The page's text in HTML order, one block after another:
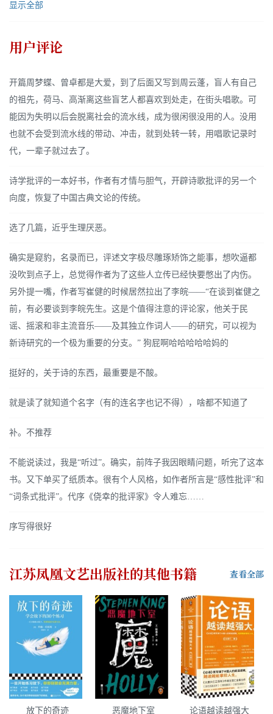
显示全部
用户评论
开篇周梦蝶、曾卓都是大爱，到了后面又写到周云蓬，盲人有自己
的祖先，荷马、高渐离这些盲艺人都喜欢到处走，在街头唱歌。可
能因为失明以后会脱离社会的流水线，成为很闲很没用的人。没用
也就不会受到流水线的带动、冲击，就到处转一转，用唱歌记录时
代，一辈子就过去了。
诗学批评的一本好书，作者有才情与胆气，开辟诗歌批评的另一个
向度，恢复了中国古典文论的传统。
选了几篇，近乎生理厌恶。
确实是窥豹，名录而已，评述文字极尽雕琢矫饰之能事，想吹逼都
没吹到点子上，总觉得作者为了这些人立传已经快要憋出了内伤。
另外提一嘴，作者写崔健的时候居然拉出了李皖——“在谈到崔健之
前，有必要谈到李皖先生。这是个值得注意的评论家，他关于民
谣、摇滚和非主流音乐——及其独立作词人——的研究，可以视为
新诗研究的一个极为重要的分支。” 狗屁啊哈哈哈哈哈妈的
挺好的，关于诗的东西，最重要是不酸。
就是读了就知道个名字（有的连名字也记不得），啥都不知道了
补。不推荐
不能说读过，我是“听过”。确实，前阵子我因眼睛问题，听完了这本
书。又下单买了纸质本。很有个人风格，如作者所言是“感性批评”和
“词条式批评”。代序《侥幸的批评家》令人难忘……
序写得很好
江苏凤凰文艺出版社的其他书籍 查看全部
放下的奇迹 恶魔地下室 论语越读越强大